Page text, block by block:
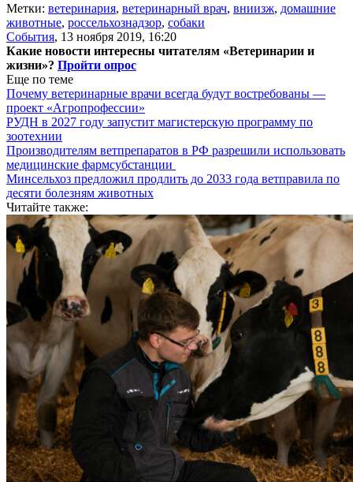
Метки: ветеринария, ветеринарный врач, вниизж, домашние
животные, россельхознадзор, собаки
События, 13 ноября 2019, 16:20
Какие новости интересны читателям «Ветеринарии и
жизни»? Пройти опрос
Еще по теме
Почему ветеринарные врачи всегда будут востребованы —
проект «Агропрофессии»
РУДН в 2027 году запустит магистерскую программу по
зоотехнии
Производителям ветпрепаратов в РФ разрешили использовать
медицинские фармсубстанции
Минсельхоз предложил продлить до 2033 года ветправила по
десяти болезням животных
Читайте также: